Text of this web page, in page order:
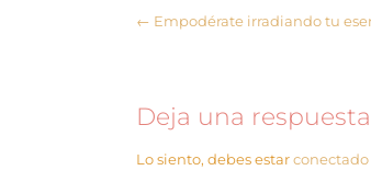
← Empodérate irradiando tu
Deja una respuesta
Lo siento, debes estarconectado